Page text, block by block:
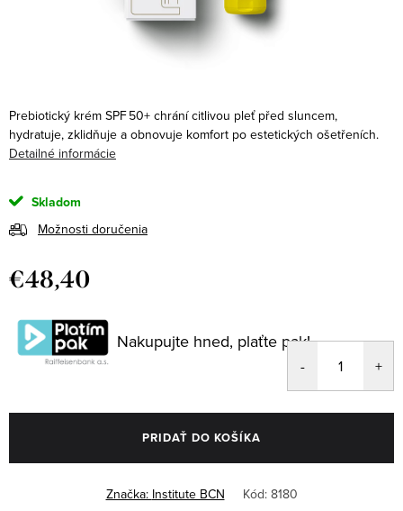
Prebiotický krém SPF 50+ chrání citlivou pleť před sluncem,
hydratuje, zklidňuje a obnovuje komfort po estetických ošetřeních.
Detailné informácie
Skladom
Možnosti doručenia
€48,40
cena:
Nakupujte hned, plaťte pak!
PRIDAŤ DO KOŠÍKA
Značka: Institute BCN Kód: 8180